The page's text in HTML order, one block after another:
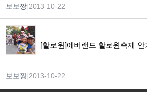
보보짱 2013-10-22
보보짱 2013-10-22